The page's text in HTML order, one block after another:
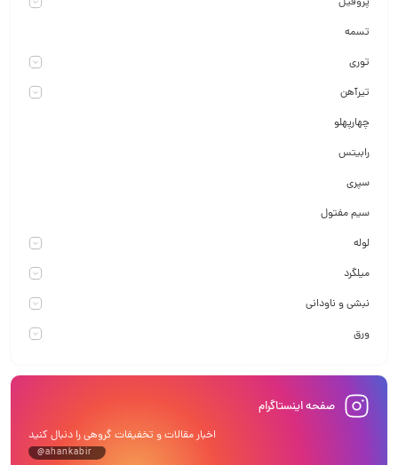
تسمه
توری
تیرآهن
چهارپهلو
رابیتس
سپری
سیم مفتول
لوله
میلگرد
نبشی و ناودانی
ورق
صفحه اینستاگرام
اخبار مقالات و تخفیفات گروهی را دنبال کنید
@ahankabir